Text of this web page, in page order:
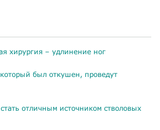
хирургия – удлинение ног
был откушен, проведут
отличным источником стволовых